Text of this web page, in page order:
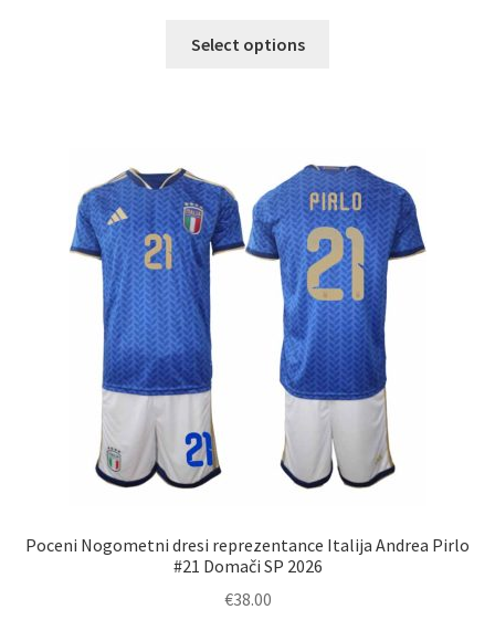
Select options
Možnosti
lahko
izberete
na
strani
izdelka
Poceni Nogometni dresi reprezentance Italija Andrea Pirlo
#21 Domači SP 2026
€38.00